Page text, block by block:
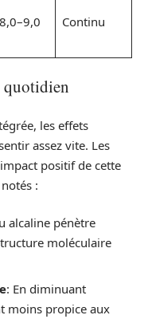
8,0–9,0 Continu
quotidien
les effets
assez vite. Les
positif de cette
:
alcaline pénètre
moléculaire
: En diminuant
moins propice aux